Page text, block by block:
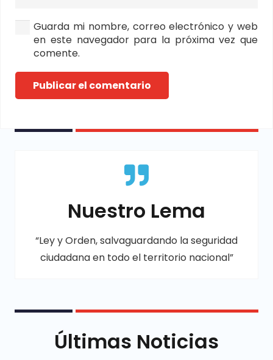
Guarda mi nombre, correo electrónico y web
en este navegador para la próxima vez que
comente.
Publicar el comentario
Nuestro Lema
“Ley y Orden, salvaguardando la seguridad
ciudadana en todo el territorio nacional”
Últimas Noticias